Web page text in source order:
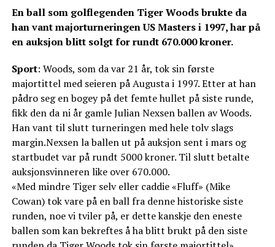
En ball som golflegenden Tiger Woods brukte da
han vant majorturneringen US Masters i 1997, har på
en auksjon blitt solgt for rundt 670.000 kroner.
Sport: Woods, som da var 21 år, tok sin første
majortittel med seieren på Augusta i 1997. Etter at han
pådro seg en bogey på det femte hullet på siste runde,
fikk den da ni år gamle Julian Nexsen ballen av Woods.
Han vant til slutt turneringen med hele tolv slags
margin.Nexsen la ballen ut på auksjon sent i mars og
startbudet var på rundt 5000 kroner. Til slutt betalte
auksjonsvinneren like over 670.000.
«Med mindre Tiger selv eller caddie «Fluff» (Mike
Cowan) tok vare på en ball fra denne historiske siste
runden, noe vi tviler på, er dette kanskje den eneste
ballen som kan bekreftes å ha blitt brukt på den siste